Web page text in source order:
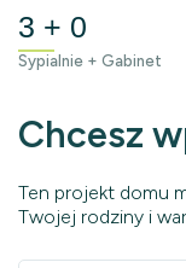
3 + 0
Sypialnie + Gabinet
Chcesz
Ten projekt domu
Twojej rodziny i